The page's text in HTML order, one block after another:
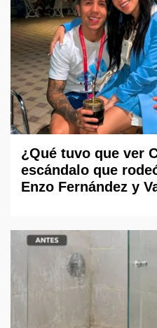
¿Qué tuvo que ver
escándalo que
Enzo Fernández y